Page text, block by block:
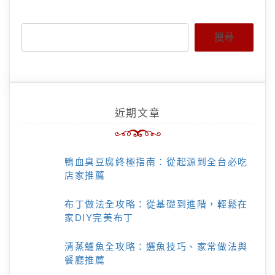
搜尋
近期文章
鴨血臭豆腐終極指南：從起源到全台必吃
店家推薦
布丁做法全攻略：從基礎到進階，輕鬆在
家DIY完美布丁
清蒸鱸魚全攻略：選魚技巧、家常做法與
餐廳推薦